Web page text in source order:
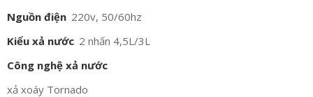
Nguồn điện 220v, 50/60hz
Kiểu xả nước 2 nhấn 4,5L/3L
Công nghệ xả nước
xả xoáy Tornado